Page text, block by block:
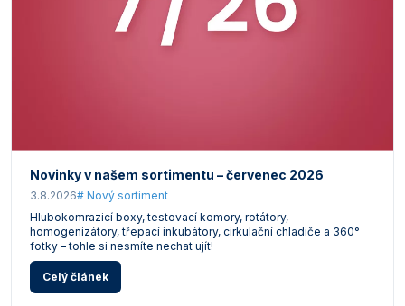
Novinky v našem sortimentu – červenec 2026
3.8.2026# Nový sortiment
Hlubokomrazicí boxy, testovací komory, rotátory,
homogenizátory, třepací inkubátory, cirkulační chladiče a 360°
fotky – tohle si nesmíte nechat ujít!
Celý článek